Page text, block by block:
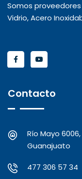
Somos
Vidrio, Acero
Contacto
Río Mayo
Guanajuato
477 306 57 34